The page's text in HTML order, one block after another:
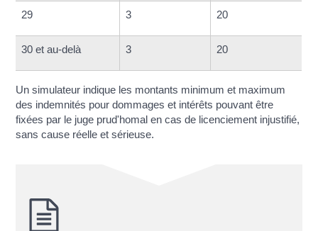
29 3 20
30 et au-delà 3 20
Un simulateur indique les montants minimum et maximum
des indemnités pour dommages et intérêts pouvant être
fixées par le juge prud'homal en cas de licenciement injustifié,
sans cause réelle et sérieuse.